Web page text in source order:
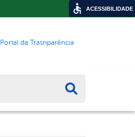
Portal da Trasnparência
ACESSIBILIDADE